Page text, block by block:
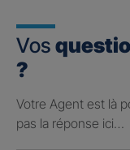
Vos
?
Votre Agent est là
pas la réponse ici…